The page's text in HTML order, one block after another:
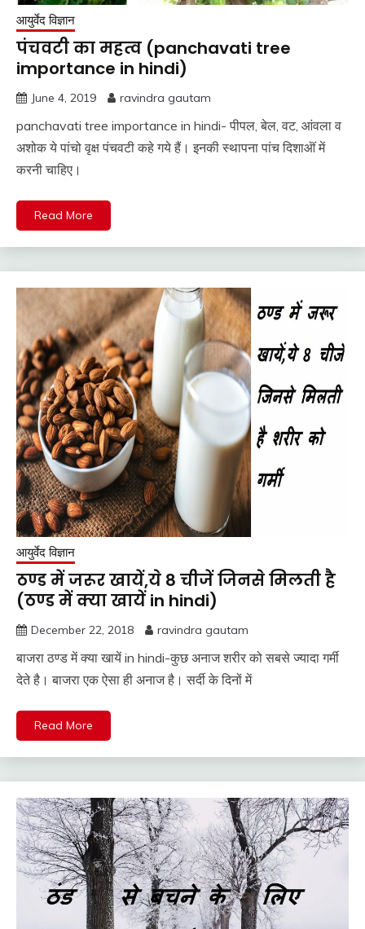
आयुर्वेद विज्ञान
पंचवटी का महत्व (panchavati tree
importance in hindi)
June 4, 2019 ravindra gautam
panchavati tree importance in hindi- पीपल, बेल, वट, आंवला व
अशोक ये पांचो वृक्ष पंचवटी कहे गये हैं। इनकी स्थापना पांच दिशाऒं में
करनी चाहिए।
Read More
आयुर्वेद विज्ञान
ठण्ड में जरूर खायें,ये 8 चीजें जिनसे मिलती है
(ठण्ड में क्या खायें in hindi)
December 22, 2018 ravindra gautam
बाजरा ठण्ड में क्या खायें in hindi-कुछ अनाज शरीर को सबसे ज्यादा गर्मी
देते है। बाजरा एक ऐसा ही अनाज है। सर्दी के दिनों में
Read More